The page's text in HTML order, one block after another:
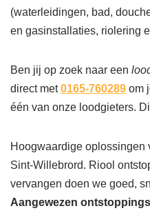
(waterleidingen, bad,
en gasinstallaties, riolering
Ben jij op zoek naar een
direct met0165-760289 om
één van onze loodgieters.
Hoogwaardige oplossingen
Sint-Willebrord. Riool
vervangen doen we goed,
Aangewezen